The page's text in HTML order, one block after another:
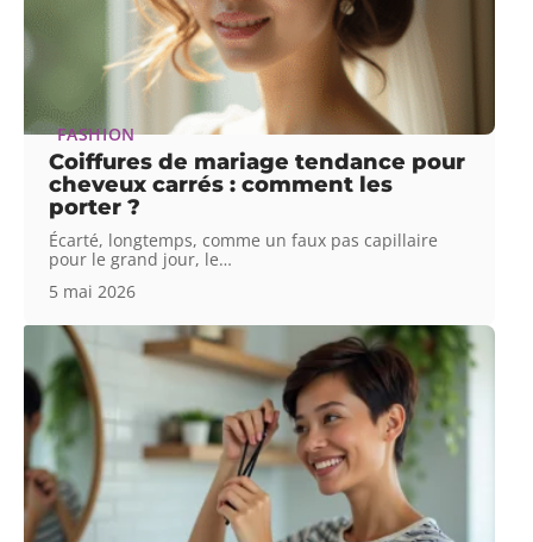
FASHION
Coiffures de mariage tendance pour
cheveux carrés : comment les
porter ?
Écarté, longtemps, comme un faux pas capillaire
pour le grand jour, le…
5 mai 2026